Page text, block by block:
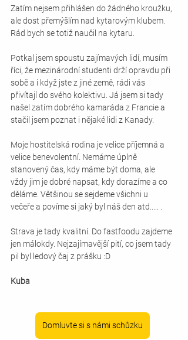
Zatím nejsem přihlášen do žádného kroužku,
ale dost přemýšlím nad kytarovým klubem.
Rád bych se totiž naučil na kytaru.
Potkal jsem spoustu zajímavých lidí, musím
říci, že mezinárodní studenti drží opravdu při
sobě a i když jste z jiné země, rádi vás
přivítají do svého kolektivu. Já jsem si tady
našel zatím dobrého kamaráda z Francie a
stačil jsem poznat i nějaké lidi z Kanady.
Moje hostitelská rodina je velice příjemná a
velice benevolentní. Nemáme úplně
stanovený čas, kdy máme být doma, ale
vždy jim je dobré napsat, kdy dorazíme a co
děláme. Většinou se sejdeme všichni u
večeře a povíme si jaký byl náš den atd..... .
Strava je tady kvalitní. Do fastfoodu zajdeme
jen málokdy. Nejzajímavější pití, co jsem tady
pil byl ledový čaj z prášku :D
Kuba
Domluvte si s námi schůzku